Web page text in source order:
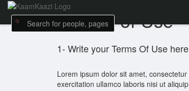
Terms of Use
1- Write your Terms Of Use
Lorem ipsum dolor sit amet,
exercitation ullamco laboris nisi ut